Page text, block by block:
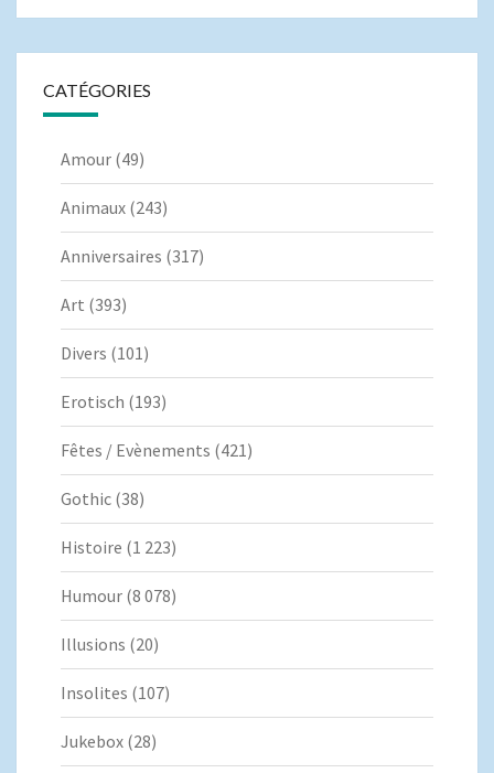
CATÉGORIES
Amour (49)
Animaux (243)
Anniversaires (317)
Art (393)
Divers (101)
Erotisch (193)
Fêtes / Evènements (421)
Gothic (38)
Histoire (1 223)
Humour (8 078)
Illusions (20)
Insolites (107)
Jukebox (28)